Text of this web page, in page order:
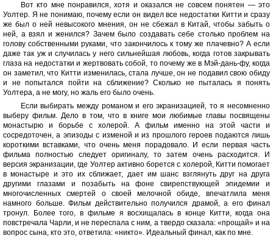
Вот кто мне понравился, хотя и оказался не совсем понятен — это
Уолтер. Я не понимаю, почему если он видел все недостатки Китти и сразу
же был о ней невысокого мнения, он не сбежал в Китай, чтобы забыть о
ней, а взял и женился? Зачем было создавать себе столько проблем на
голову собственными руками, что закончилось к тому же плачевно? А если
даже так уж и случилась у него сильнейшая любовь, когда готов закрывать
глаза на недостатки и жертвовать собой, то почему же в Мэй-дань-фу, когда
он заметил, что Китти изменилась, стала лучше, он не подавил свою обиду
и не попытался пойти на сближение? Сколько не пыталась я понять
Уолтера, а не могу, но жаль его было очень.
Если выбирать между романом и его экранизацией, то я несомненно
выберу фильм. Дело в том, что в книге мои любимые главы посвящены
монастырю и борьбе с холерой. А фильм именно на этой части и
сосредоточен, а эпизоды с изменой и из прошлого героев подаются лишь
короткими вставками, что очень меня порадовало. И если первая часть
фильма полностью следует оригиналу, то затем очень расходится. И
версия экранизации, где Уолтер активно борется с холерой, Китти помогает
в монастыре и это их сближает, дает им шанс взглянуть друг на друга
другими глазами и позабыть на фоне свирепствующей эпидемии и
многочисленных смертей о своей мелочной обиде, впечатлила меня
намного больше. Фильм действительно получился драмой, а его финал
тронул. Более того, в фильме я восхищалась в конце Китти, когда она
повстречала Чарли, и не переспала с ним, а твердо сказала: «прощай» и на
вопрос сына, кто это, ответила: «никто». Идеальный финал, как по мне.